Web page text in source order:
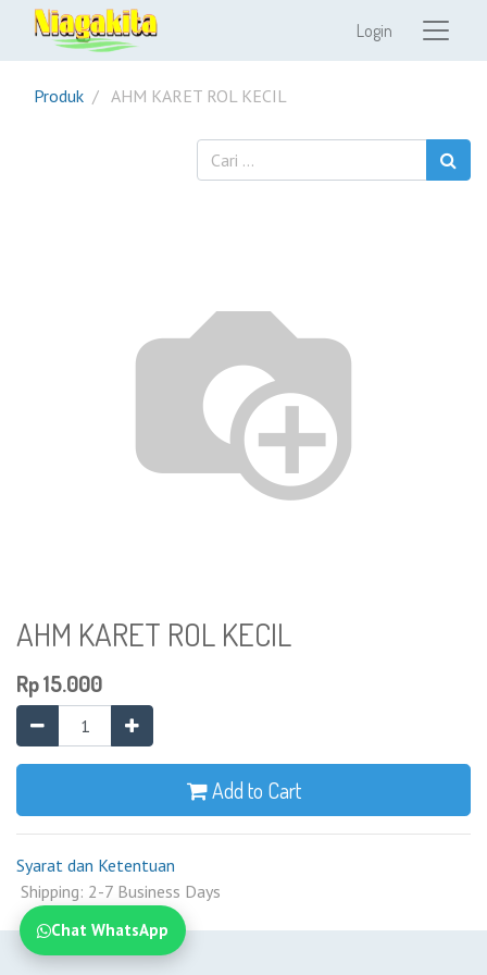
Login
Produk AHM KARET ROL KECIL
AHM KARET ROL KECIL
Rp15.000
Add to Cart
Syarat dan Ketentuan
Shipping: 2-7 Business Days
Chat WhatsApp